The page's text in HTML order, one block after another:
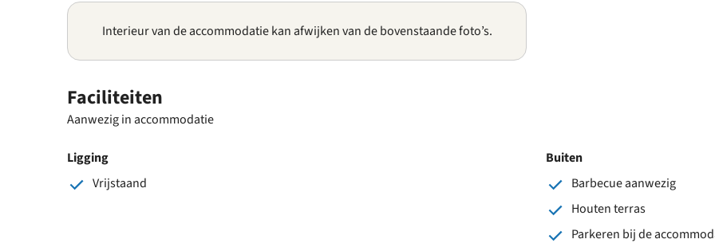
Interieur van de accommodatie kan afwijken van de bovenstaande foto’s.
Faciliteiten
Aanwezig in accommodatie
Ligging
Vrijstaand
Buiten
Barbecue aanwezig
Houten terras
Parkeren bij de